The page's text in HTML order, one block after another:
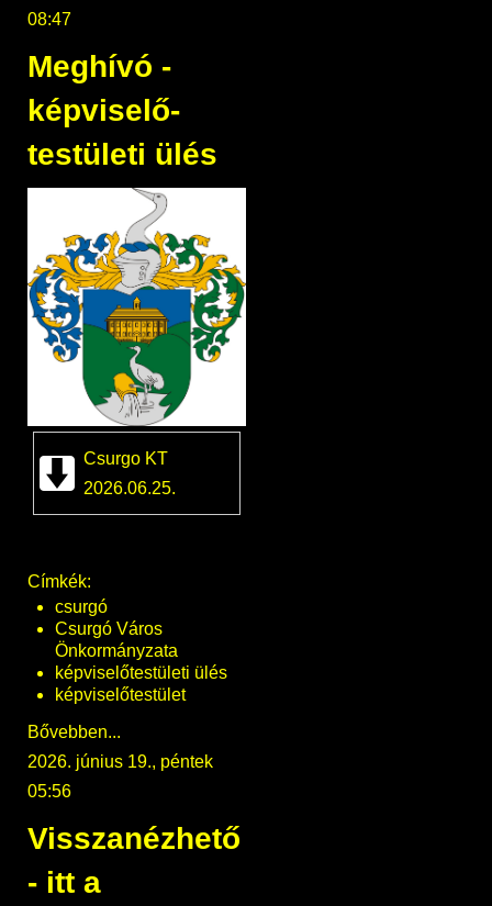
08:47
Meghívó -
képviselő-
testületi ülés
Csurgo KT
2026.06.25.
Címkék:
csurgó
Csurgó Város
Önkormányzata
képviselőtestületi ülés
képviselőtestület
Bővebben...
2026. június 19., péntek
05:56
Visszanézhető
- itt a